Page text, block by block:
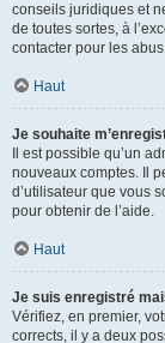
conseils juridiques et
de toutes sortes, à
contacter pour les
Haut
Je souhaite
Il est possible qu’un
nouveaux comptes. Il
d’utilisateur que vous
pour obtenir de l’aide.
Haut
Je suis enregistré
Vérifiez, en premier,
corrects, il y a deux